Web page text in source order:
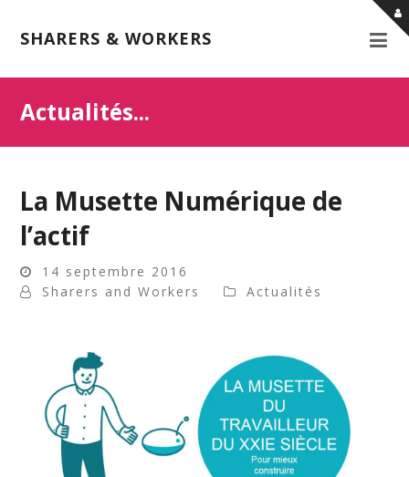
SHARERS & WORKERS
Actualités...
La Musette Numérique de
l’actif
14 septembre 2016
Sharers and Workers
Actualités